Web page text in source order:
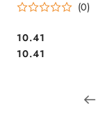
(0)
Cena:
10.41
Cena:
10.41